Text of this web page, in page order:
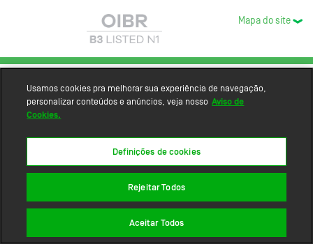
Mapa do site
Usamos cookies pra melhorar sua experiência de navegação,
personalizar conteúdos e anúncios, veja nosso Aviso de
Cookies.
Definições de cookies
Rejeitar Todos
Aceitar Todos